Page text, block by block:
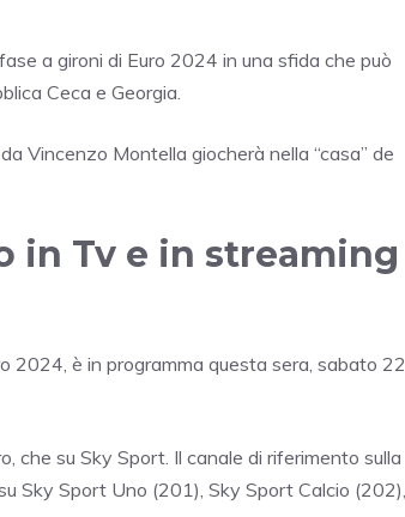
a gironi di Euro 2024 in una sfida che può
Ceca e Georgia.
Vincenzo Montella giocherà nella “casa” de
in Tv e in streaming
2024, è in programma questa sera, sabato 22
che su Sky Sport. Il canale di riferimento sulla
Sky Sport Uno (201), Sky Sport Calcio (202),